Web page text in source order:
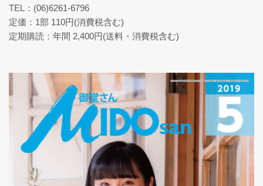
TEL：(06)6261-6796
定価：1部 110円(消費税含む)
定期購読：年間 2,400円(送料・消費税含む)